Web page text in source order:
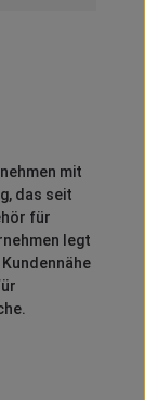
mit
das seit
für
legt